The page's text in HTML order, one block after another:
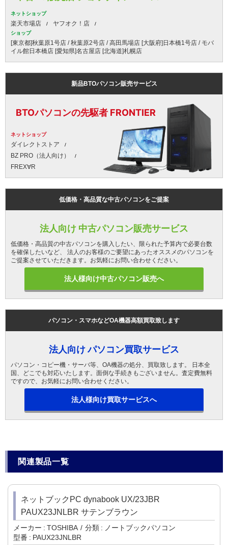
ネットショップ
楽天市場店 ヤフオク！店
ショップ
[東京都]秋葉原1号店 / 秋葉原2号店 / 高田馬場店 [大阪府]日本橋1号店 / モバ
イル館日本橋店 [愛知県]名古屋店 [北海道]札幌店
新品BTOパソコン販売サービス
BTOパソコンの先駆者 FRONTIER
ネットショップ
ダイレクトストア
BZ PRO（法人向け）
FREX∀R
低価格・高品質な中古パソコンをご提案
法人向け 中古パソコン販売サービス
低価格・高品質の中古パソコンを購入したい、限られた予算内で必要台数
を確保したいなど、 法人のお客様のご要望にあったオススメのパソコンを
ご提案させていただきます。お気軽にお問い合わせください。
法人様向け中古パソコン販売へ
パソコン・スマホなどOA機器高額買取致します
法人向け パソコン買取サービス
パソコン・コピー機・サーバ等、OA機器の処分、買取致します。 日本全
国、どこでも対応いたします。面倒な手続きもございません。査定費無料
ですので、お気軽にお問い合わせください。
法人様向け買取サービスへ
関連製品一覧
ネットブックPC dynabook UX/23JBR
PAUX23JNLBR サテンブラウン
メーカー TOSHIBA 分類
ノートブックパソコン
型番
PAUX23JNLBR